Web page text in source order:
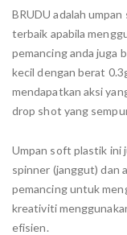
BRUDU adalah
terbaik apabila
pemancing anda juga
kecil dengan berat
mendapatkan aksi
drop shot yang
Umpan soft plastik ini
spinner (janggut) dan
pemancing untuk
kreativiti
efisien.